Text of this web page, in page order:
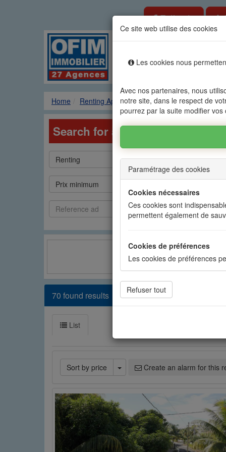
Ce site web utilise des cookies
Les cookies nous
Avec nos partenaires, nous
notre site, dans le respect de
pourrez par la suite modifier
Paramétrage des cookies
Cookies nécessaires
Ces cookies sont
permettent également de
Cookies de préférences
Les cookies de préférences
Cookies de statistiques
Cookies sociaux
Estimate
Agencies Renting
Home Renting Apartments Research
Search for a property in
Type
de
bien
Renting Apartment
Prix
min
Prix minimum
Prix
max
Référence
annonce
Commodités
Commodities
Facebook
70 found results
List
Sort by price Toggle Dropdown
Create an alarm for this